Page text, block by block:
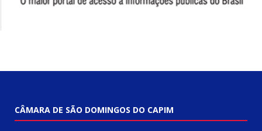
CÂMARA DE SÃO DOMINGOS DO CAPIM